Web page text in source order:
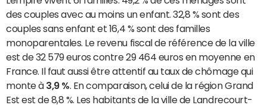
des couples avec au moins un enfant. 32,8 % sont des
couples sans enfant et 16,4 % sont des familles
monoparentales. Le revenu fiscal de référence de la ville
est de 32 579 euros contre 29 464 euros en moyenne en
France. Il faut aussi être attentif au taux de chômage qui
monte à 3,9 % . En comparaison, celui de la région Grand
Est est de 8,8 %. Les habitants de la ville de Landrecourt-